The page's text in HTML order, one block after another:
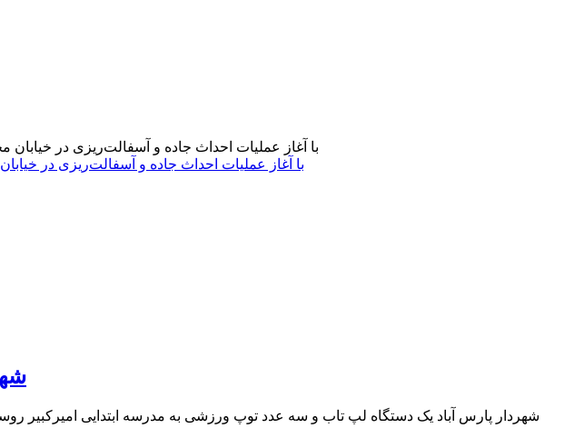
با آغاز عملیات احداث جاده و آسفالت‌ریزی در
شهردار پارس آباد یک دستگاه لپ تاب و سه عدد توپ ورزشی به مدرسه ابتدایی امیرکبیر